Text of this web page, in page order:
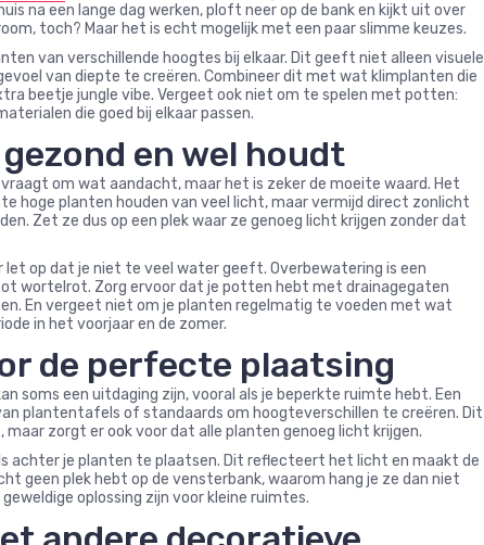
na een lange dag werken, ploft neer op de bank en kijkt uit over
toch? Maar het is echt mogelijk met een paar slimme keuzes.
van verschillende hoogtes bij elkaar. Dit geeft niet alleen visuele
van diepte te creëren. Combineer dit met wat klimplanten die
beetje jungle vibe. Vergeet ook niet om te spelen met potten:
die goed bij elkaar passen.
en wel houdt
om wat aandacht, maar het is zeker de moeite waard. Het
hoge planten houden van veel licht, maar vermijd direct zonlicht
Zet ze dus op een plek waar ze genoeg licht krijgen zonder dat
let op dat je niet te veel water geeft. Overbewatering is een
wortelrot. Zorg ervoor dat je potten hebt met drainagegaten
En vergeet niet om je planten regelmatig te voeden met wat
in het voorjaar en de zomer.
de perfecte plaatsing
soms een uitdaging zijn, vooral als je beperkte ruimte hebt. Een
plantentafels of standaards om hoogteverschillen te creëren. Dit
zorgt er ook voor dat alle planten genoeg licht krijgen.
achter je planten te plaatsen. Dit reflecteert het licht en maakt de
geen plek hebt op de vensterbank, waarom hang je ze dan niet
oplossing zijn voor kleine ruimtes.